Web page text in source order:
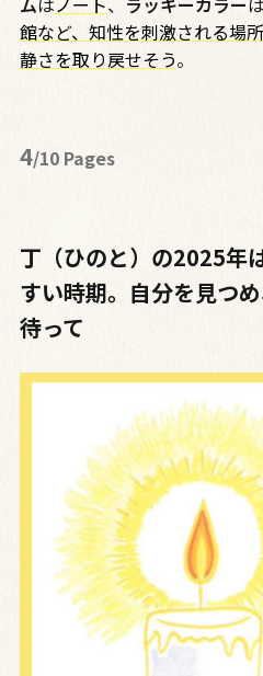
館など、知性を刺激される場
静さを取り戻せそう。
4/10 Pages
丁（ひのと）の2025
すい時期。自分を見つ
待って